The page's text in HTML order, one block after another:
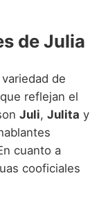
de Julia
de
reflejan el
Juli, Julita y
cuanto a
cooficiales